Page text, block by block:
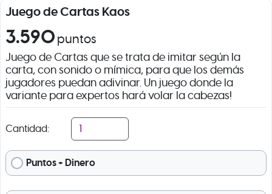
Juego de Cartas Kaos
3.590 puntos
Juego de Cartas que se trata de imitar según la
carta, con sonido o mímica, para que los demás
jugadores puedan adivinar. Un juego donde la
variante para expertos hará volar la cabezas!
Cantidad:
Puntos + Dinero